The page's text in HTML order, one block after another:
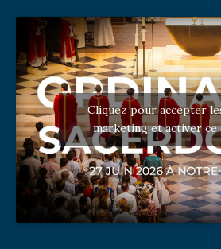
Cliquez pour accepter
marketing et activer ce